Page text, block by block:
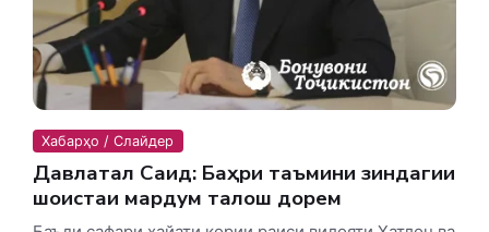
Хабарҳо / Слайдер
Давлаталӣ Саид: Баҳри таъмини зиндагии
шоистаи мардум талош дорем